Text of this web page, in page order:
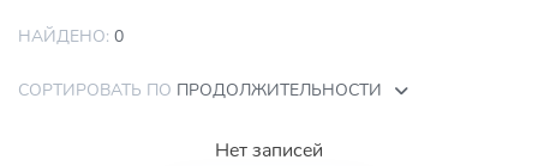
НАЙДЕНО: 0
СОРТИРОВАТЬ ПО ПРОДОЛЖИТЕЛЬНОСТИ
Нет записей